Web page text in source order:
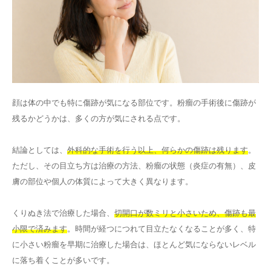
顔は体の中でも特に傷跡が気になる部位です。粉瘤の手術後に傷跡が
残るかどうかは、多くの方が気にされる点です。
結論としては、 外科的な手術を行う以上、何らかの傷跡は残ります。
ただし、その目立ち方は治療の方法、粉瘤の状態（炎症の有無）、皮
膚の部位や個人の体質によって大きく異なります。
くりぬき法で治療した場合、 切開口が数ミリと小さいため、傷跡も最
小限で済みます。時間が経つにつれて目立たなくなることが多く、特
に小さい粉瘤を早期に治療した場合は、ほとんど気にならないレベル
に落ち着くことが多いです。